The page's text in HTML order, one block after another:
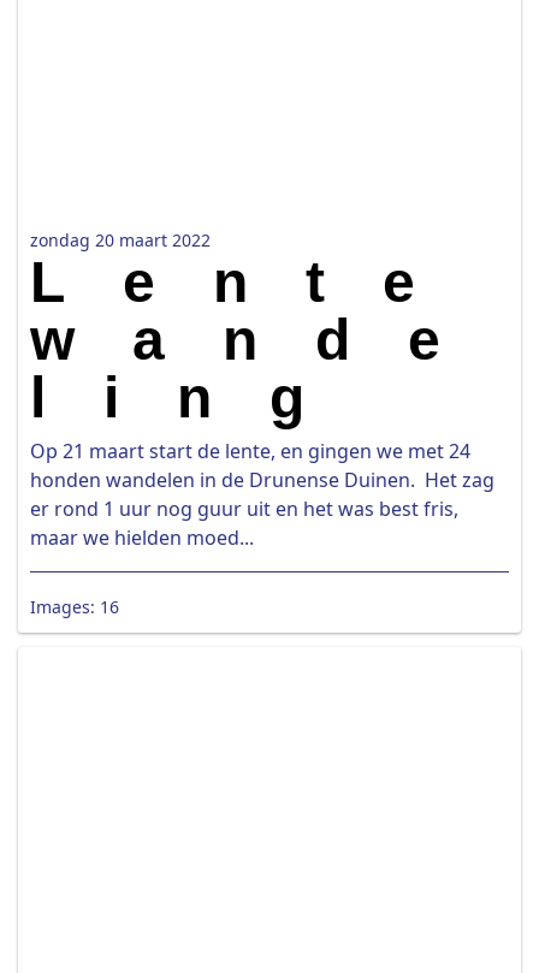
zondag 20 maart 2022
Lente
wande
ling
Op 21 maart start de lente, en gingen we met 24
honden wandelen in de Drunense Duinen. Het zag
er rond 1 uur nog guur uit en het was best fris,
maar we hielden moed...
Images: 16